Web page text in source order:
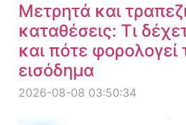
Μετρητά και
καταθέσεις: Τι
και πότε
εισόδημα
2026-08-08 03:50:34